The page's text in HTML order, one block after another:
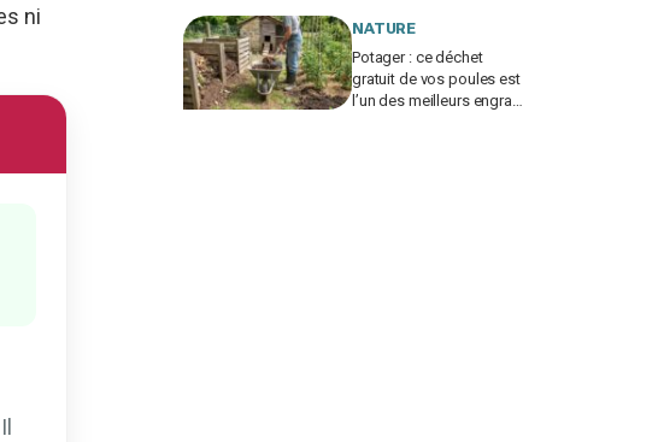
ni
d’éviter cette erreur
NATURE
Potager : ce déchet
gratuit de vos poules est
l’un des meilleurs engrais